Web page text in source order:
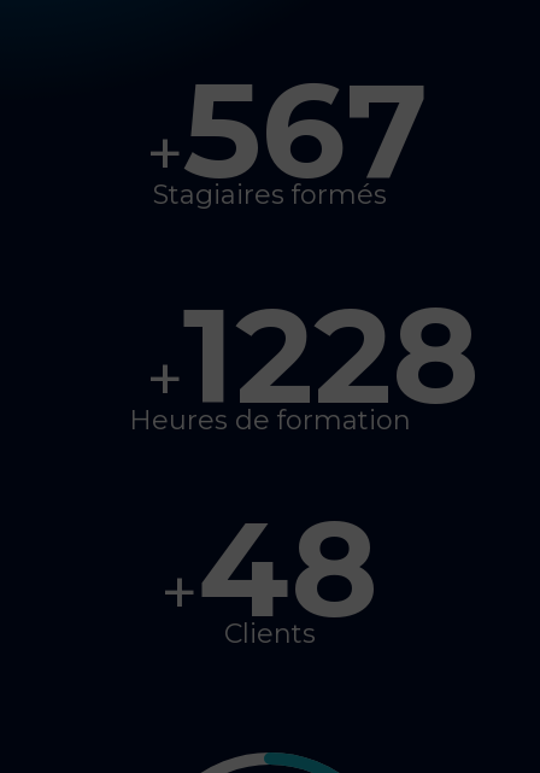
+567
Stagiaires formés
+1228
Heures de formation
+48
Clients